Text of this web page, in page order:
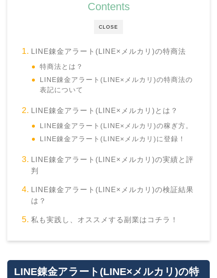
CLOSE
Contents
LINE錬金アラート(LINE×メルカリ)の特商法
特商法とは？
LINE錬金アラート(LINE×メルカリ)の特商法の
表記について
LINE錬金アラート(LINE×メルカリ)とは？
LINE錬金アラート(LINE×メルカリ)の稼ぎ方。
LINE錬金アラート(LINE×メルカリ)に登録！
LINE錬金アラート(LINE×メルカリ)の実績と評
判
LINE錬金アラート(LINE×メルカリ)の検証結果
は？
私も実践し、オススメする副業はコチラ！
LINE錬金アラート(LINE×メルカリ)の特